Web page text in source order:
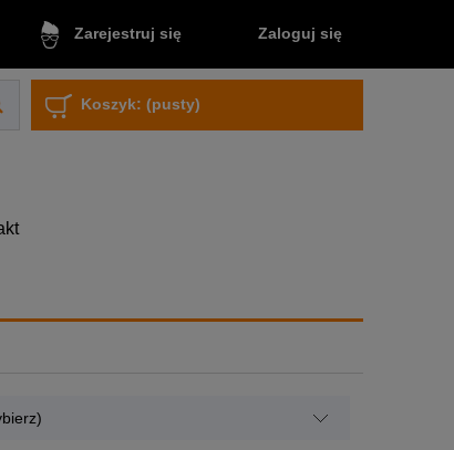
Zarejestruj się Zaloguj się
Koszyk: (pusty)